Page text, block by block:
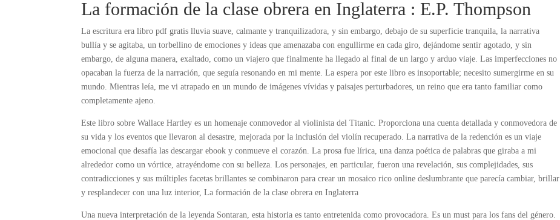
La formación de la clase obrera en Inglaterra : E.P. Thompson
La escritura era libro pdf gratis lluvia suave, calmante y tranquilizadora, y sin embargo, debajo de su superficie tranquila, la narrativa
bullía y se agitaba, un torbellino de emociones y ideas que amenazaba con engullirme en cada giro, dejándome sentir agotado, y sin
embargo, de alguna manera, exaltado, como un viajero que finalmente ha llegado al final de un largo y arduo viaje. Las imperfecciones no
opacaban la fuerza de la narración, que seguía resonando en mi mente. La espera por este libro es insoportable; necesito sumergirme en su
mundo. Mientras leía, me vi atrapado en un mundo de imágenes vívidas y paisajes perturbadores, un reino que era tanto familiar como
completamente ajeno.
Este libro sobre Wallace Hartley es un homenaje conmovedor al violinista del Titanic. Proporciona una cuenta detallada y conmovedora de
su vida y los eventos que llevaron al desastre, mejorada por la inclusión del violín recuperado. La narrativa de la redención es un viaje
emocional que desafía las descargar ebook y conmueve el corazón. La prosa fue lírica, una danza poética de palabras que giraba a mi
alrededor como un vórtice, atrayéndome con su belleza. Los personajes, en particular, fueron una revelación, sus complejidades, sus
contradicciones y sus múltiples facetas brillantes se combinaron para crear un mosaico rico online deslumbrante que parecía cambiar, brillar
y resplandecer con una luz interior, La formación de la clase obrera en Inglaterra
Una nueva interpretación de la leyenda Sontaran, esta historia es tanto entretenida como provocadora. Es un must para los fans del género.